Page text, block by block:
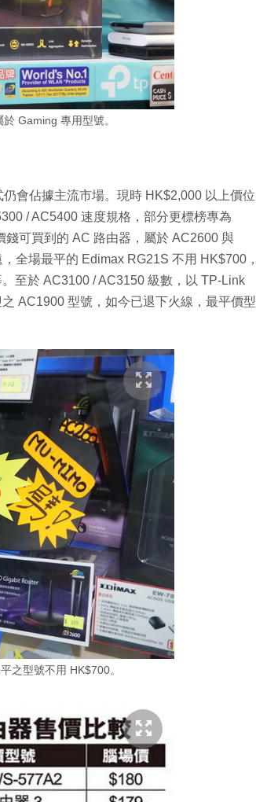
Gaming 專用型號。
會佔據主流市場。現時 HK$2,000 以上價位
/ AC5400 速度規格，部分更標榜專為
可買到的 AC 路由器，屬於 AC2600 與
全場最平的 Edimax RG21S 不用 HK$700，
至於 AC3100 / AC3150 級數，以 TP-Link
AC1900 型號，如今已退下火線，最平價型
之型號不用 HK$700。